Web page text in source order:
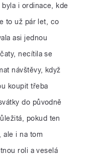
i ordinace, kde
to už pár let, co
asi jednou
necítila se
návštěvy, když
koupit třeba
do původně
pokud ten
ale i na tom
roli a veselá